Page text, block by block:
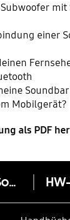
mit
einer
Mobilgerät?
als PDF
HW-MS650/EN Soundbar Sound+ (Flat)